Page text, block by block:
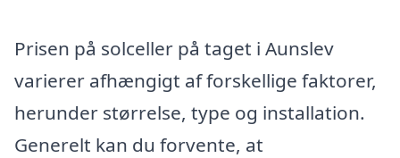
Prisen på solceller på taget i Aunslev
varierer afhængigt af forskellige faktorer,
herunder størrelse, type og installation.
Generelt kan du forvente, at